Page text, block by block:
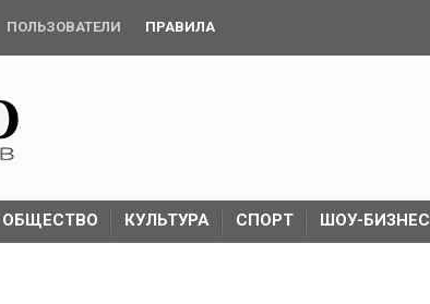
ПОЛЬЗОВАТЕЛИ ПРАВИЛА
ОБЩЕСТВО КУЛЬТУРА СПОРТ ШОУ-БИЗНЕС